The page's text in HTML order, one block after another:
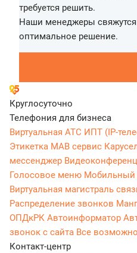
требуется решить.
Наши менеджеры
оптимальное решение.
Круглосуточно
Телефония для бизнеса
Виртуальная АТС ИПТ (IP-
Этикетка МАВ сервис
мессенджер
Голосовое меню Мобильный
Виртуальная магистраль
Распределение звонков
ОПДкРК Автоинформатор
звонок с сайта Все
Контакт-центр